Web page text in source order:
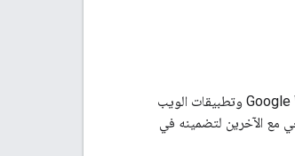
توفّر خدمة "برمجة تطبيقات Google" ميزات تساعد الفِرق في إنشاء البرامج النصية والإضافات لتطبيقات Google Workspace وتطبيقات الويب
مع الآخرين لتضمينه في